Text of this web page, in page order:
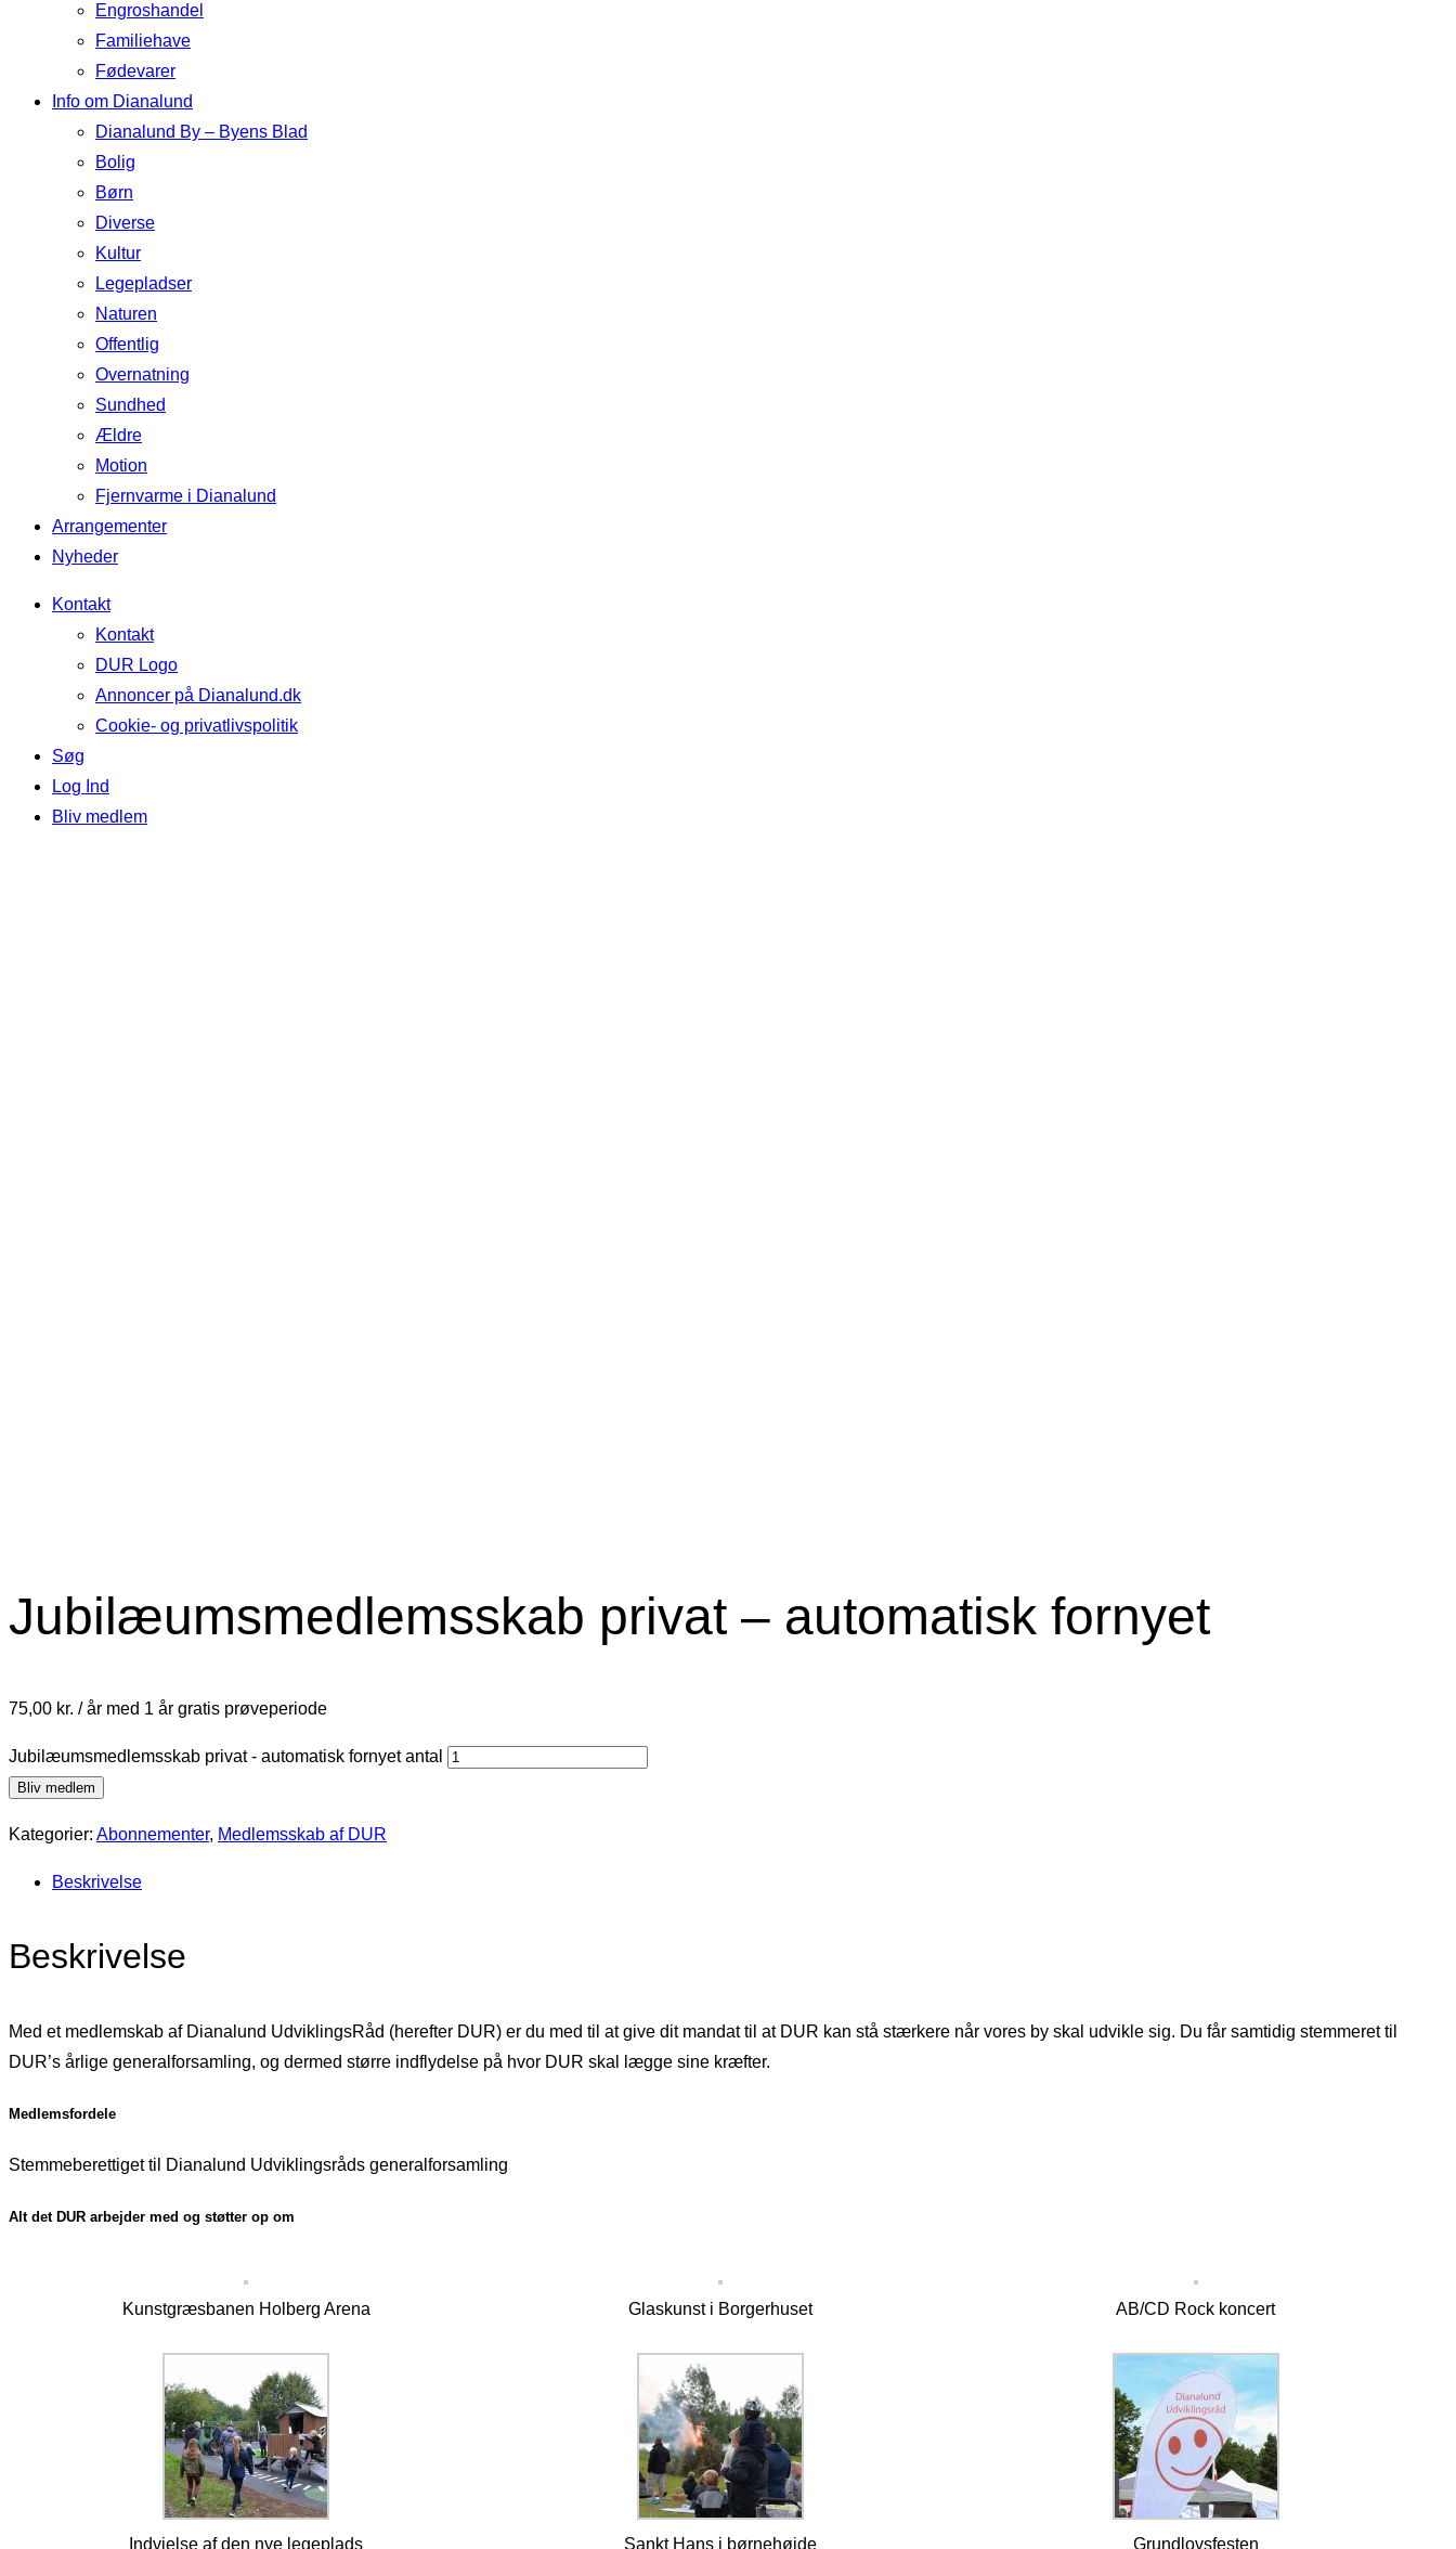
Engroshandel
Familiehave
Fødevarer
Info om Dianalund
Dianalund By – Byens Blad
Bolig
Børn
Diverse
Kultur
Legepladser
Naturen
Offentlig
Overnatning
Sundhed
Ældre
Motion
Fjernvarme i Dianalund
Arrangementer
Nyheder
Kontakt
Kontakt
DUR Logo
Annoncer på Dianalund.dk
Cookie- og privatlivspolitik
Søg
Log Ind
Bliv medlem
Jubilæumsmedlemsskab privat – automatisk fornyet
75,00 kr. / år med 1 år gratis prøveperiode
Jubilæumsmedlemsskab privat - automatisk fornyet antal
Bliv medlem
Kategorier: Abonnementer, Medlemsskab af DUR
Beskrivelse
Beskrivelse
Med et medlemskab af Dianalund UdviklingsRåd (herefter DUR) er du med til at give dit mandat til at DUR kan stå stærkere når vores by skal udvikle sig. Du får samtidig stemmeret til
DUR’s årlige generalforsamling, og dermed større indflydelse på hvor DUR skal lægge sine kræfter.
Medlemsfordele
Stemmeberettiget til Dianalund Udviklingsråds generalforsamling
Alt det DUR arbejder med og støtter op om
Kunstgræsbanen Holberg Arena Glaskunst i Borgerhuset AB/CD Rock koncert
Indvielse af den nye legeplads Sankt Hans i børnehøjde Grundlovsfesten